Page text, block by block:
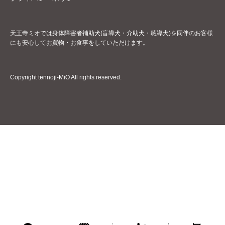
天王寺ミオでは身体障害者補助犬(盲導犬・介助犬・聴導犬)を同伴のお客様
にも安心してお買物・お食事をしていただけます。
Copyright tennoji-MiO All rights reserved.